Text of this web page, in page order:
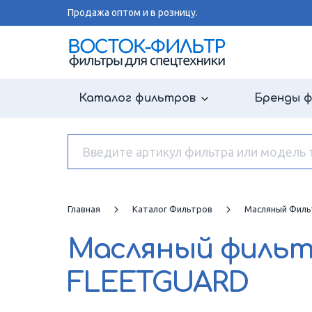
Продажа оптом и в розницу.
Каталог фильтров Бренды
Главная Каталог Фильтров Масляный
Масляный
FLEETGUARD